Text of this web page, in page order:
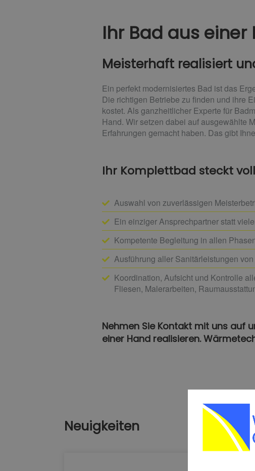
Ihr Bad aus
Meisterhaft realisiert
Ein perfekt modernisiertes Bad ist das
Die richtigen Betriebe zu finden und ihre
kostet. Als ganzheitlicher Experte für
Hand. Wir setzen dabei auf ausgewählte
Erfahrungen gemacht haben. Das gibt
Ihr Komplettbad steckt
Auswahl von zuverlässigen
Ein einziger Ansprechpartner statt
Kompetente Begleitung in allen
Ausführung aller Sanitärleistungen
Koordination, Aufsicht und Kontrolle
Fliesen, Malerarbeiten,
Nehmen Sie Kontakt mit uns auf
einer Hand realisieren.
Neuigkeiten